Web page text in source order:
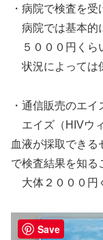
・病院で検査を受
病院では基本的
５０００円くら
状況によっては
・通信販売のエ
エイズ（HIVウ
血液が採取できる
で検査結果を知る
大体２０００円
Save